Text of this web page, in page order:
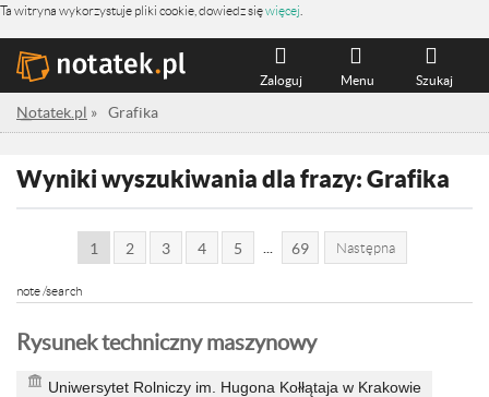
Ta witryna wykorzystuje pliki cookie, dowiedz sięwięcej
Szukaj
Menu
Zaloguj
Notatek.pl » Grafika
Wyniki wyszukiwania dla frazy: Grafika
1 2 3 4 5 69 Następna
note /search
Rysunek techniczny maszynowy
Uniwersytet Rolniczy im. Hugona Kołłątaja w Krakowie